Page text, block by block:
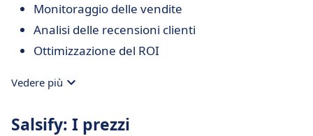
Monitoraggio delle vendite
Analisi delle recensioni clienti
Ottimizzazione del ROI
Vedere più
Salsify: I prezzi